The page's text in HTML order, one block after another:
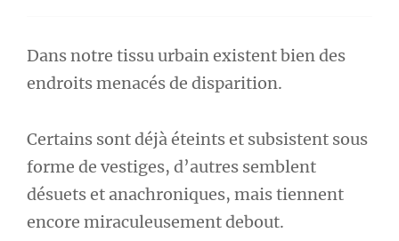
Dans notre tissu urbain existent bien des
endroits menacés de disparition.
Certains sont déjà éteints et subsistent sous
forme de vestiges, d’autres semblent
désuets et anachroniques, mais tiennent
encore miraculeusement debout.